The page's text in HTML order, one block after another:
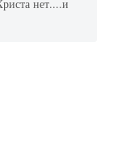
нет....и